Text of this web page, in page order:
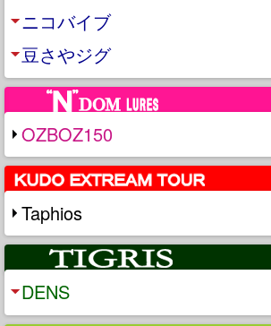
ニコバイブ
豆さやジグ
OZBOZ150
Taphios
DENS